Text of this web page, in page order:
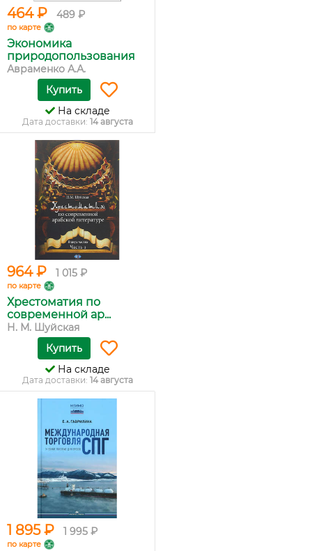
464 ₽ 489 ₽
по карте
Экономика
природопользования
Авраменко А.А.
Купить
На складе
Дата доставки: 14 августа
964 ₽ 1 015 ₽
по карте
Хрестоматия по
современной ар...
Н. М. Шуйская
Купить
На складе
Дата доставки: 14 августа
1 895 ₽ 1 995 ₽
по карте